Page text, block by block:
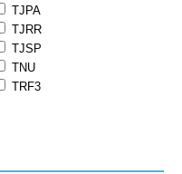
TJPA
TJRR
TJSP
TNU
TRF3